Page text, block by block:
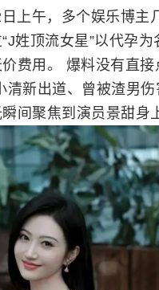
上午，多个娱乐博主
姓顶流女星”以代孕为
费用。 爆料没有直接
清新出道、曾被渣男伤
间聚焦到演员景甜身